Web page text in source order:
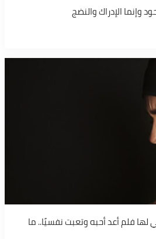
وإنما الإدراك والنضج
لها فلم أعد أحبه وتعبت نفسيًا.. ما